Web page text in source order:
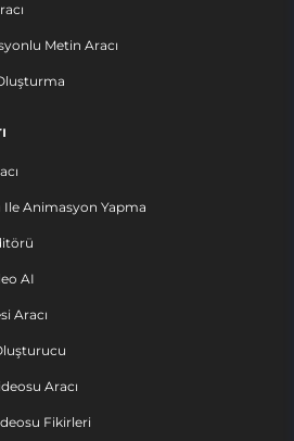
Metin Aracı
Ile Animasyon Yapma
AI
Aracı
Aracı
Fikirleri